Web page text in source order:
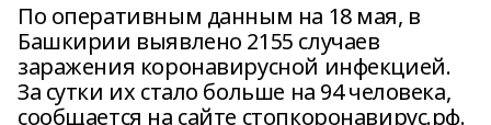
По оперативным данным на 18 мая, в
Башкирии выявлено 2155 случаев
заражения коронавирусной инфекцией.
За сутки их стало больше на 94 человека,
сообщается на сайте стопкоронавирус.рф.